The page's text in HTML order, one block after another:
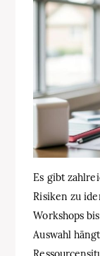
Es gibt
Risiken zu
Workshops
Auswahl